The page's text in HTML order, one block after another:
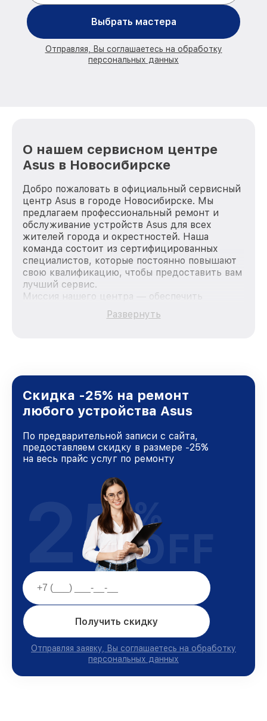
Выбрать мастера
Отправляя, Вы соглашаетесь на обработку
персональных данных
О нашем сервисном центре
Asus в Новосибирске
Добро пожаловать в официальный сервисный
центр Asus в городе Новосибирске. Мы
предлагаем профессиональный ремонт и
обслуживание устройств Asus для всех
жителей города и окрестностей. Наша
команда состоит из сертифицированных
специалистов, которые постоянно повышают
свою квалификацию, чтобы предоставить вам
лучший сервис.
Миссия нашего центра — обеспечить
качественный и доступный ремонт для
каждого пользователя продукции Asus, вне
Новосибирске, постоянно повышая уровень
доверия и лояльности наших клиентов.
Развернуть
Скидка -25% на ремонт
любого устройства Asus
По предварительной записи с сайта,
предоставляем скидку в размере -25%
на весь прайс услуг по ремонту
Получить скидку
Отправляя заявку, Вы соглашаетесь на обработку
персональных данных
25%
OFF